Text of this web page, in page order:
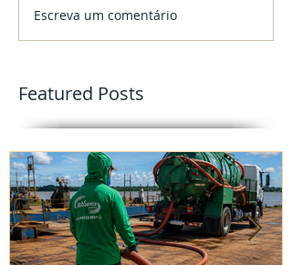
Escreva um comentário
Featured Posts